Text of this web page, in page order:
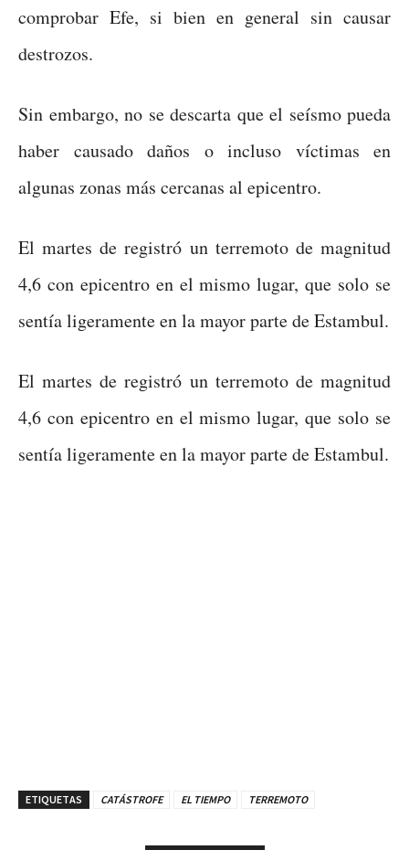
comprobar Efe, si bien en general sin causar
destrozos.
Sin embargo, no se descarta que el seísmo pueda
haber causado daños o incluso víctimas en
algunas zonas más cercanas al epicentro.
El martes de registró un terremoto de magnitud
4,6 con epicentro en el mismo lugar, que solo se
sentía ligeramente en la mayor parte de Estambul.
El martes de registró un terremoto de magnitud
4,6 con epicentro en el mismo lugar, que solo se
sentía ligeramente en la mayor parte de Estambul.
ETIQUETAS CATÁSTROFE EL TIEMPO TERREMOTO